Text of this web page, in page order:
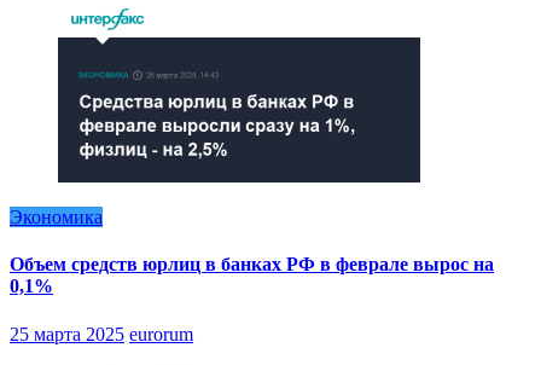
Экономика
Объем средств юрлиц в банках РФ в феврале вырос на
0,1%
25 марта 2025 eurorum